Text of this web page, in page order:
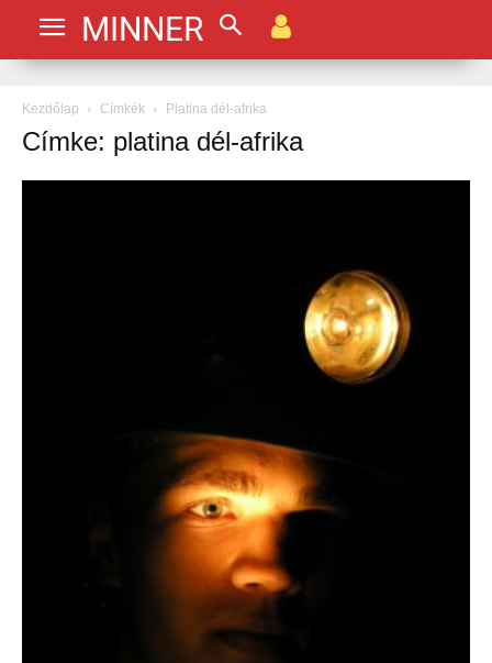
MINNER
Kezdőlap Címkék Platina dél-afrika
Címke: platina dél-afrika